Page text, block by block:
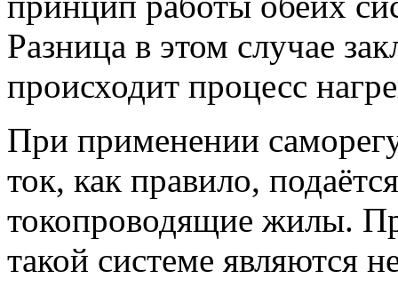
Разница в этом случае
происходит процесс
При применении
ток, как правило,
токопроводящие жилы.
такой системе являются